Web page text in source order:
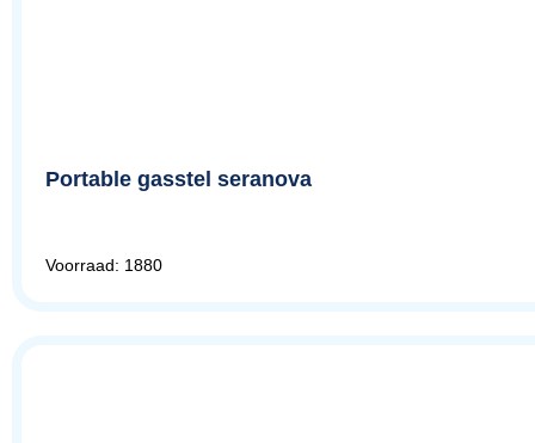
Portable gasstel seranova
Voorraad: 1880